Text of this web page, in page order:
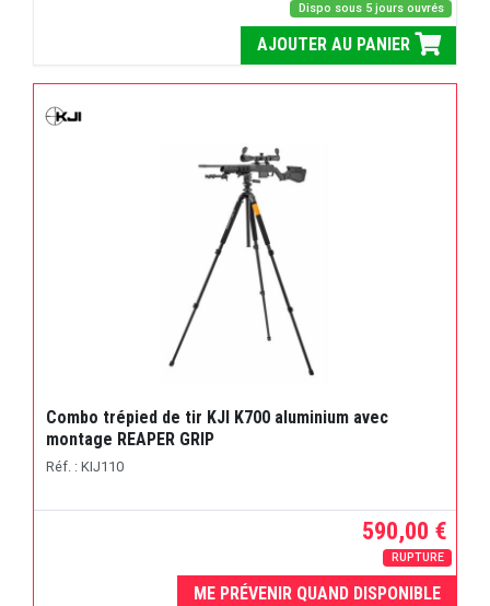
Dispo sous 5 jours ouvrés
AJOUTER AU PANIER
Combo trépied de tir KJI K700 aluminium avec
montage REAPER GRIP
Réf. : KIJ110
590,00 €
RUPTURE
ME PRÉVENIR QUAND DISPONIBLE